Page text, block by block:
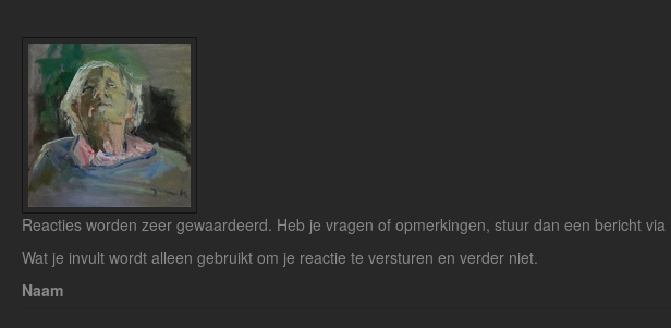
Reacties worden zeer gewaardeerd. Heb je vragen of opmerkingen, stuur dan een bericht
Wat je invult wordt alleen gebruikt om je reactie te versturen en verder niet.
Naam